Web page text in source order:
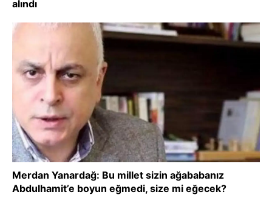
alındı
Merdan Yanardağ: Bu millet sizin ağababanız
Abdulhamit’e boyun eğmedi, size mi eğecek?